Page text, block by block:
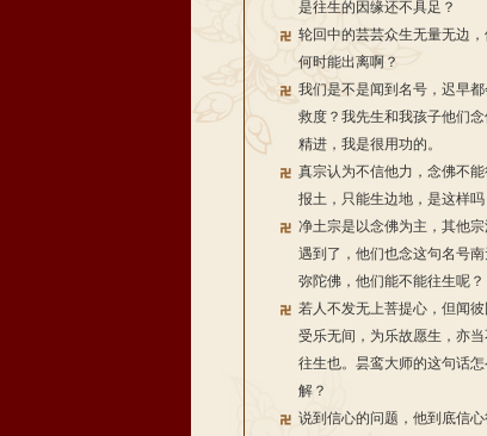
是往生的因缘还不具足？
轮回中的芸芸众生无量无边，
何时能出离啊？
我们是不是闻到名号，迟早
救度？我先生和我孩子他们念
精进，我是很用功的。
真宗认为不信他力，念佛不能
报土，只能生边地，是这样吗
净土宗是以念佛为主，其他
遇到了，他们也念这句名号
弥陀佛，他们能不能往生呢？
若人不发无上菩提心，但闻彼
受乐无间，为乐故愿生，亦
往生也。昙鸾大师的这句话怎
解？
说到信心的问题，他到底信心